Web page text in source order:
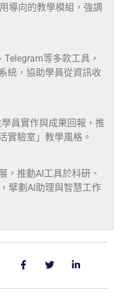
導向的教學模組，強調
等多款工具，
統，協助學員從資訊收
員實作與成果回報，推
實驗室」教學風格。
，推動AI工具於科研、
擘劃AI助理與智慧工作